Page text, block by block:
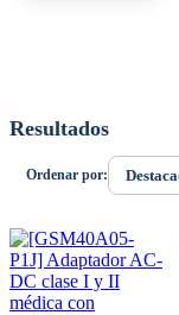
Resultados
Ordenar por: